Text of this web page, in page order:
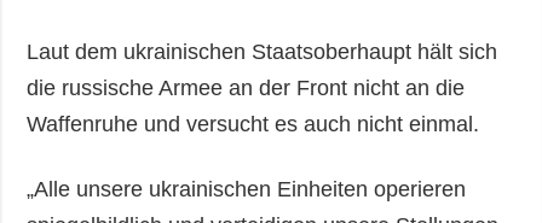
Laut dem ukrainischen Staatsoberhaupt hält sich
die russische Armee an der Front nicht an die
Waffenruhe und versucht es auch nicht einmal.
„Alle unsere ukrainischen Einheiten operieren